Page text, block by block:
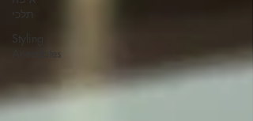
תלכי
Styling
Anecdotes